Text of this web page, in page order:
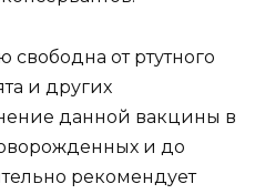
свободна от ртутного
и других
данной вакцины в
и до
рекомендует